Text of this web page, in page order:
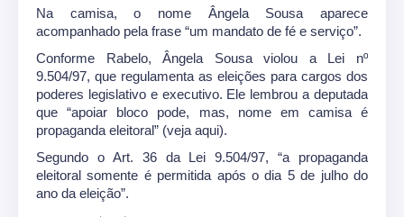
Na camisa, o nome Ângela Sousa aparece
acompanhado pela frase “um mandato de fé e serviço”.
Conforme Rabelo, Ângela Sousa violou a Lei nº
9.504/97, que regulamenta as eleições para cargos dos
poderes legislativo e executivo. Ele lembrou a deputada
que “apoiar bloco pode, mas, nome em camisa é
propaganda eleitoral” (veja aqui).
Segundo o Art. 36 da Lei 9.504/97, “a propaganda
eleitoral somente é permitida após o dia 5 de julho do
ano da eleição”.